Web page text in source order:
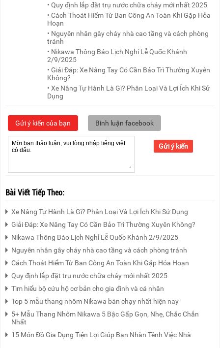
• Quy định lắp đặt trụ nước chữa cháy mới nhất 2025
• Cách Thoát Hiểm Từ Ban Công An Toàn Khi Gặp Hỏa
Hoạn
• Nguyên nhân gây cháy nhà cao tầng và cách phòng
tránh
• Nikawa Thông Báo Lịch Nghỉ Lễ Quốc Khánh
2/9/2025
• Giải Đáp: Xe Nâng Tay Có Cần Bảo Trì Thường Xuyên
Không?
• Xe Nâng Tự Hành Là Gì? Phân Loại Và Lợi Ích Khi Sử
Dụng
Gửi ý kiến của bạn Bình luận facebook
Gửi ý kiến
Bài Viết Tiếp Theo:
Xe Nâng Tự Hành Là Gì? Phân Loại Và Lợi Ích Khi Sử Dụng
Giải Đáp: Xe Nâng Tay Có Cần Bảo Trì Thường Xuyên Không?
Nikawa Thông Báo Lịch Nghỉ Lễ Quốc Khánh 2/9/2025
Nguyên nhân gây cháy nhà cao tầng và cách phòng tránh
Cách Thoát Hiểm Từ Ban Công An Toàn Khi Gặp Hỏa Hoạn
Quy định lắp đặt trụ nước chữa cháy mới nhất 2025
Tìm hiểu bộ cứu hộ cơ bản cho gia đình và cá nhân
Top 5 mẫu thang nhôm Nikawa bán chạy nhất hiện nay
5+ Mẫu Thang Nhôm Nikawa 5 Bậc Gấp Gọn, Nhẹ, Chắc Chắn
Nhất
15 Món Đồ Gia Dụng Tiện Lợi Giúp Bạn Nhàn Tênh Việc Nhà